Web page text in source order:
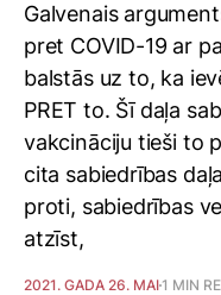
Galvenais
pret COVID-19 ar
balstās uz to, ka
PRET to. Šī daļa
vakcināciju tieši to
cita sabiedrības
proti, sabiedrības
atzīst,
2021. GADA 26. MAI1 MIN